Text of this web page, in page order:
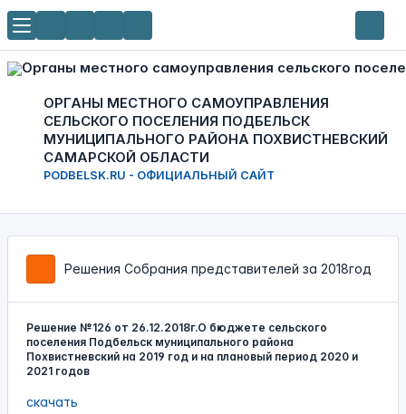
ОРГАНЫ МЕСТНОГО САМОУПРАВЛЕНИЯ
СЕЛЬСКОГО ПОСЕЛЕНИЯ ПОДБЕЛЬСК
МУНИЦИПАЛЬНОГО РАЙОНА ПОХВИСТНЕВСКИЙ
САМАРСКОЙ ОБЛАСТИ
PODBELSK.RU - ОФИЦИАЛЬНЫЙ САЙТ
Решения Собрания представителей за 2018год
Решение №126 от 26.12.2018г.О бюджете сельского
поселения Подбельск муниципального района
Похвистневский на 2019 год и на плановый период 2020 и
2021 годов
скачать